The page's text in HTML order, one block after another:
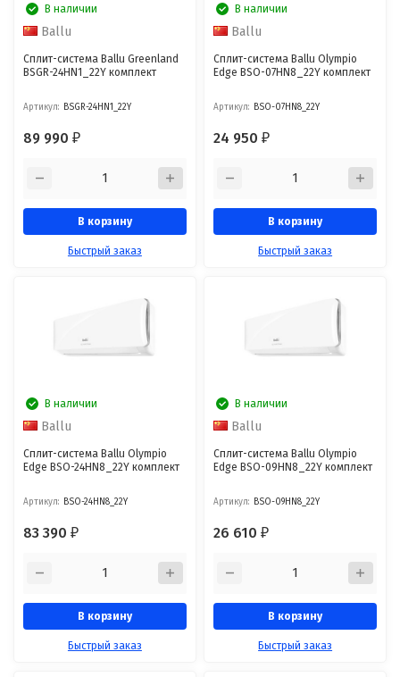
В наличии
Ballu
Сплит-система Ballu Greenland
BSGR-24HN1_22Y комплект
Артикул: BSGR-24HN1_22Y
89 990₽
В корзину
Быстрый заказ
В наличии
Ballu
Сплит-система Ballu Olympio
Edge BSO-07HN8_22Y комплект
Артикул: BSO-07HN8_22Y
24 950₽
В корзину
Быстрый заказ
В наличии
Ballu
Сплит-система Ballu Olympio
Edge BSO-24HN8_22Y комплект
Артикул: BSO-24HN8_22Y
83 390₽
В корзину
Быстрый заказ
В наличии
Ballu
Сплит-система Ballu Olympio
Edge BSO-09HN8_22Y комплект
Артикул: BSO-09HN8_22Y
26 610₽
В корзину
Быстрый заказ